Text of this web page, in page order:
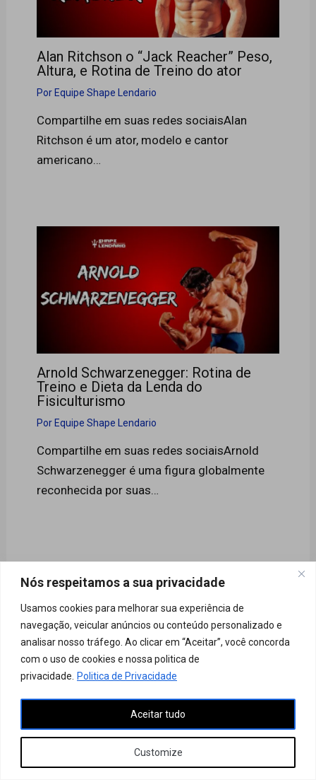
Nós respeitamos a sua privacidade
Usamos cookies para melhorar sua experiência de
navegação, veicular anúncios ou conteúdo personalizado e
analisar nosso tráfego. Ao clicar em “Aceitar”, você concorda
com o uso de cookies e nossa politica de
privacidade. Politica de Privacidade
Customize
Aceitar tudo
Alan Ritchson o “Jack Reacher” Peso,
Altura, e Rotina de Treino do ator
Por Equipe Shape Lendario
Compartilhe em suas redes sociaisAlan
Ritchson é um ator, modelo e cantor
americano…
Arnold Schwarzenegger: Rotina de
Treino e Dieta da Lenda do
Fisiculturismo
Por Equipe Shape Lendario
Compartilhe em suas redes sociaisArnold
Schwarzenegger é uma figura globalmente
reconhecida por suas…
Políticas de privacidade
Aviso Legal
Contato
Termos de uso
Copyright © 2026 Shape Lendário
Ao acessar este site, você concorda com nossos